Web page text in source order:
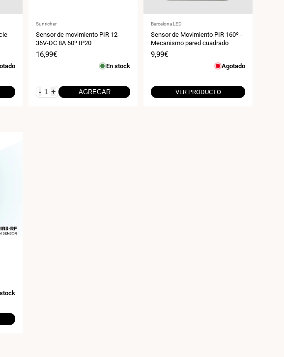
Proveedor:
Sunricher
Sensor de movimiento PIR 12-
36V-DC 8A 60º IP20
Precio
16,99€
En stock
- + AGREGAR
Proveedor:
Barcelona LED
Sensor de Movimiento PIR 160º -
Mecanismo pared cuadrado
Precio
9,99€
Agotado
VER PRODUCTO